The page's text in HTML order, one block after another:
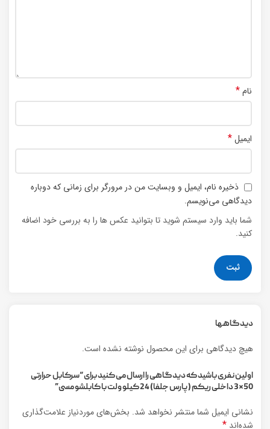
نام*
ایمیل*
ذخیره نام، ایمیل و وبسایت من در مرورگر برای زمانی که دوباره
دیدگاهی می‌نویسم.
شما باید وارد سیستم شوید تا بتوانید عکس ها را به بررسی خود اضافه
کنید.
دیدگاهها
هیچ دیدگاهی برای این محصول نوشته نشده است.
اولین نفری باشید که دیدگاهی را ارسال می کنید برای “سرکابل حرارتی
50*3 داخلی ریکم (پارس جلفا) 24 کیلو ولت با کابلشو مسی”
نشانی ایمیل شما منتشر نخواهد شد. بخش‌های موردنیاز علامت‌گذاری
شده‌اند *